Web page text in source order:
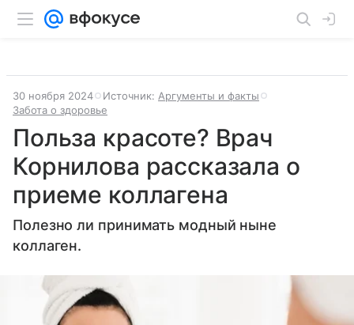
30 ноября 2024 Источник: Аргументы и факты
Забота о здоровье
Польза красоте? Врач
Корнилова рассказала о
приеме коллагена
Полезно ли принимать модный ныне
коллаген.